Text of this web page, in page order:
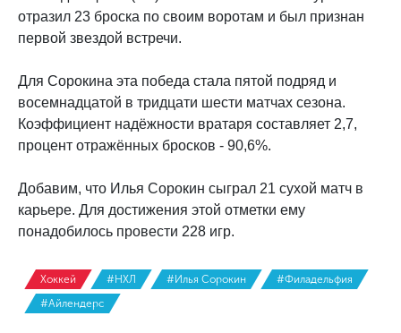
отразил 23 броска по своим воротам и был признан
первой звездой встречи.
Для Сорокина эта победа стала пятой подряд и
восемнадцатой в тридцати шести матчах сезона.
Коэффициент надёжности вратаря составляет 2,7,
процент отражённых бросков - 90,6%.
Добавим, что Илья Сорокин сыграл 21 сухой матч в
карьере. Для достижения этой отметки ему
понадобилось провести 228 игр.
Хоккей #НХЛ #Илья Сорокин
#Филадельфия
#Айлендерс